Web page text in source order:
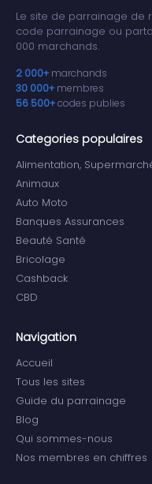
Le site de parrainage de
code parrainage ou
000 marchands.
2 000+ marchands
30 000+ membres
56 500+codes publies
Categories populaires
Alimentation,
Animaux
Auto Moto
Banques Assurances
Beauté Santé
Bricolage
Cashback
CBD
Navigation
Accueil
Tous les sites
Guide du parrainage
Blog
Qui sommes-nous
Nos membres en chiffres